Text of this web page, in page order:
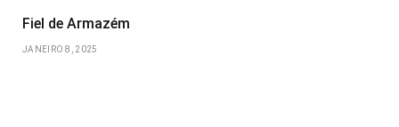
Fiel de Armazém
JANEIRO 8, 2025